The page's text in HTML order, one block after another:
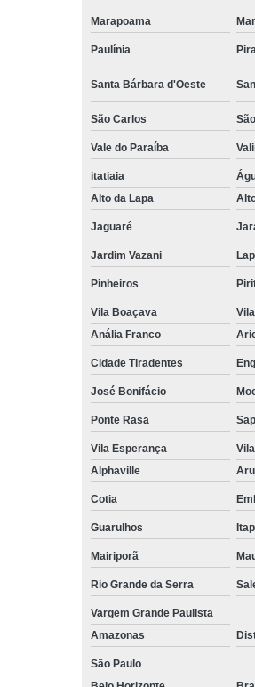
Marapoama
Paulínia
Santa Bárbara d'Oeste
São Carlos
Vale do Paraíba
itatiaia
Alto da Lapa
Jaguaré
Jardim Vazani
Pinheiros
Vila Boaçava
Anália Franco
Cidade Tiradentes
José Bonifácio
Ponte Rasa
Vila Esperança
Alphaville
Cotia
Guarulhos
Mairiporã
Rio Grande da Serra
Vargem Grande Paulista
Amazonas
São Paulo